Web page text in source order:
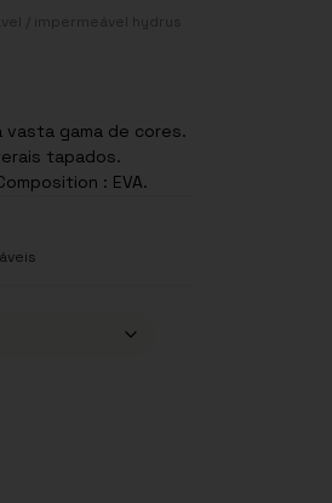
/ impermeável hydrus
vasta gama de cores.
tapados.
: EVA.